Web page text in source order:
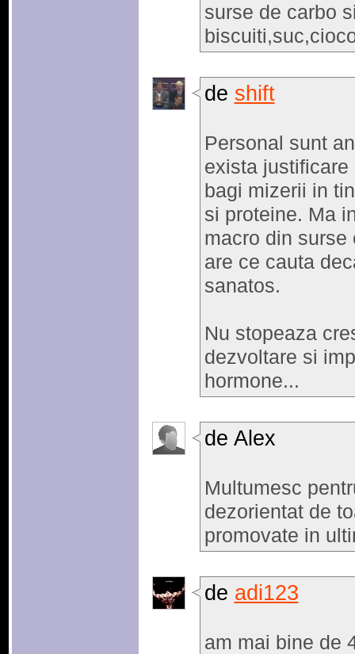
surse de carbo
de shift
Personal sunt
exista justificare
bagi mizerii in
si proteine. Ma
macro din surse
are ce cauta
sanatos.
Nu stopeaza
dezvoltare si
hormone...
de Alex
Multumesc
dezorientat de
promovate in
de adi123
am mai bine de